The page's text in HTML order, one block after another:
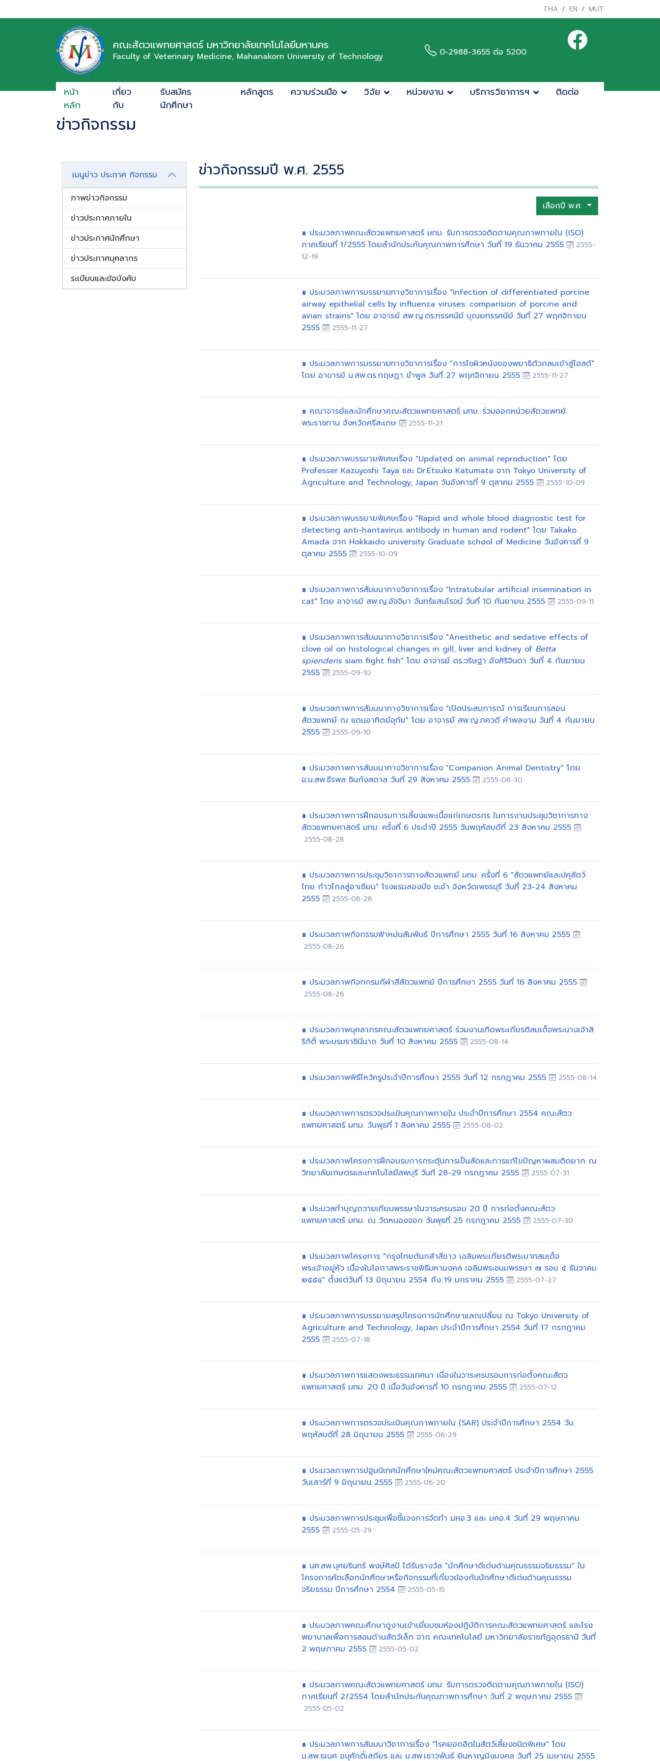
THA EN MUT
คณะสัตวแพทยศาสตร์ มหาวิทยาลัยเทคโนโลยีมหานคร
Faculty of Veterinary Medicine, Mahanakorn University of Technology 0-2988-3655 ต่อ 5200
หน้า
หลัก
เกี่ยว
กับ
รับสมัคร
นักศึกษา
หลักสูตร ความร่วมมือ วิจัย หน่วยงาน บริการวิชาการฯ ติดต่อ
ข่าวกิจกรรม
เมนูข่าว ประกาศ กิจกรรม
ภาพข่าวกิจกรรม
ข่าวประกาศภายใน
ข่าวประกาศนักศึกษา
ข่าวประกาศบุคลากร
ระเบียบและข้อบังคับ
ข่าวกิจกรรมปี พ.ศ. 2555
เลือกปี พ.ศ.
∎ ประมวลภาพคณะสัตวแพทยศาสตร์ มทม. รับการตรวจติดตามคุณภาพภายใน (ISO)
ภาคเรียนที่ 1/2555 โดยสำนักประกันคุณภาพการศึกษา วันที่ 19 ธันวาคม 2555
2555-
12-19
∎ ประมวลภาพการบรรยายทางวิชาการเรื่อง "Infection of differentiated porcine
airway epithelial cells by influenza viruses: comparision of porcine and
avian strains" โดย อาจารย์ สพ.ญ.ดร.ทรรศนีย์ บุณยทรรศนีย์ วันที่ 27 พฤศจิกายน
2555
2555-11-27
∎ ประมวลภาพการบรรยายทางวิชาการเรื่อง "การไชผิวหนังของพยาธิตัวกลมเข้าสู่โฮสต์"
โดย อาขารย์ น.สพ.ดร.กฤษฏา ขำพูล วันที่ 27 พฤศจิกายน 2555
2555-11-27
∎ คณาจารย์และนักศึกษาคณะสัตวแพทยศาสตร์ มทม. ร่วมออกหน่วยสัตวแพทย์
พระราชทาน จังหวัดศรีสะเกษ
2555-11-21
∎ ประมวลภาพบรรยายพิเศษเรื่อง "Updated on animal reproduction" โดย
Professer Kazuyoshi Taya และ Dr.Etsuko Katumata จาก Tokyo University of
Agriculture and Technology, Japan วันอังคารที่ 9 ตุลาคม 2555
2555-10-09
∎ ประมวลภาพบรรยายพิเศษเรื่อง "Rapid and whole blood diagnostic test for
detecting anti-hantavirus antibody in human and rodent" โดย Takako
Amada จาก Hokkaido university Graduate school of Medicine วันอังคารที่ 9
ตุลาคม 2555
2555-10-09
∎ ประมวลภาพการสัมมนาทางวิชาการเรื่อง "Intratubular artificial insemination in
cat" โดย อาจารย์ สพ.ญ.อัจจิมา จันทร์แสนโรจน์ วันที่ 10 กันยายน 2555
2555-09-11
∎ ประมวลภาพการสัมมนาทางวิชาการเรื่อง "Anesthetic and sedative effects of
clove oil on histological changes in gill, liver and kidney of Betta
spiendenssiam fight fish" โดย อาจารย์ ดร.วริษฐา อังศิริจินดา วันที่ 4 กันยายน
2555
2555-09-10
∎ ประมวลภาพการสัมมนาทางวิชาการเรื่อง "เปิดประสบการณ์ การเรียนการสอน
สัตวแพทย์ ณ แดนอาทิตย์อุทัย" โดย อาจารย์ สพ.ญ.ภควดี คำพลงาม วันที่ 4 กันยายน
2555
2555-09-10
∎ ประมวลภาพการสัมมนาทางวิชาการเรื่อง "Companion Animal Dentistry" โดย
อ.น.สพ.ธีรพล ชินกังสดาล วันที่ 29 สิงหาคม 2555
2555-08-30
∎ ประมวลภาพการฝึกอบรมการเลี้ยงแพะเนื้อแก่เกษตรกร ในการงานประชุมวิชาการทาง
สัตวแพทยศาสตร์ มทม. ครั้งที่ 6 ประจำปี 2555 วันพฤหัสบดีที่ 23 สิงหาคม 2555
2555-08-28
∎ ประมวลภาพการประชุมวิชาการทางสัตวแพทย์ มทม. ครั้งที่ 6 "สัตวแพทย์และปศุสัตว์
ไทย ก้าวไกลสู่อาเซียน" โรงแรมลองบีช ชะอำ จังหวัดเพชรบุรี วันที่ 23-24 สิงหาคม
2555
2555-08-28
∎ ประมวลภาพกิจกรรมฟ้าหม่นสัมพันธ์ ปีการศึกษา 2555 วันที่ 16 สิงหาคม 2555
2555-08-26
∎ ประมวลภาพกิจกกรมกีฬาสีสัตวแพทย์ ปีการศึกษา 2555 วันที่ 16 สิงหาคม 2555
2555-08-26
∎ ประมวลภาพบุคลากรคณะสัตวแพทยศาสตร์ ร่วมงานเทิดพระเกียรติสมเด็จพระนางเจ้าสิ
ริกิติ์ พระบรมราชินีนาถ วันที่ 10 สิงหาคม 2555
2555-08-14
∎ ประมวลภาพพิธีไหว้ครูประจำปีการศึกษา 2555 วันที่ 12 กรกฏาคม 2555 2555-08-14
∎ ประมวลภาพการตรวจประเมินคุณภาพภายใน ประจำปีการศึกษา 2554 คณะสัตว
แพทยศาสตร์ มทม. วันพุธที่ 1 สิงหาคม 2555
2555-08-02
∎ ประมวลภาพโครงการฝึกอบรมการกระตุ้นการเป็นสัดและการแก้ไขปัญหาผสมติดยาก ณ
วิทยาลัยเกษตรและเทคโนโลยีลพบุรี วันที 28-29 กรกฏาคม 2555
2555-07-31
∎ ประมวลทำบุญถวายเทียนพรรษาในวาระครบรอบ 20 ปี การก่อตั้งคณะสัตว
แพทยศาสตร์ มทม. ณ วัดหนองจอก วันพุธที่ 25 กรกฎาคม 2555
2555-07-30
∎ ประมวลภาพโครงการ "กรุงไทยต้นกล้าสีขาว เฉลิมพระเกียรติพระบาทสมเด็จ
พระเจ้าอยู่หัว เนื่องในโอกาสพระราชพิธีมหามงคล เฉลิมพระชนมพรรษา ๗ รอบ ๕ ธันวาคม
๒๕๕๔" ตั้งแต่วันที่ 13 มิถุนายน 2554 ถึง 19 มกราคม 2555
2555-07-27
∎ ประมวลภาพการบรรยายสรุปโครงการนักศึกษาแลกเปลี่ยน ณ Tokyo University of
Agriculture and Technology, Japan ประจำปีการศึกษา 2554 วันที่ 17 กรกฎาคม
2555
2555-07-18
∎ ประมวลภาพการแสดงพระธรรมเทศนา เนื่องในวาระครบรอบการก่อตั้งคณะสัตว
แพทยศาสตร์ มทม. 20 ปี เมื่อวันอังคารที่ 10 กรกฎาคม 2555
2555-07-12
∎ ประมวลภาพการตรวจประเมินคุณภาพภายใน (SAR) ประจำปีการศึกษา 2554 วัน
พฤหัสบดีที่ 28 มิถุนายน 2555
2555-06-29
∎ ประมวลภาพการปฐมนิเทศนักศึกษาใหม่คณะสัตวแพทยศาสตร์ ประจำปีการศึกษา 2555
วันเสาร์ที่ 9 มิถุนายน 2555
2555-06-20
∎ ประมวลภาพการประชุมเพื่อชี้แจงการจัดทำ มคอ.3 และ มคอ.4 วันที่ 29 พฤษภาคม
2555
2555-05-29
∎ นศ.สพ.บุศยรินทร์ พงษ์ศิลป์ ได้รับรางวัล "นักศึกษาดีเด่นด้านคุณธรรมจริยธรรม" ใน
โครงการคัดเลือกนักศึกษาหรือกิจกรรมที่เกี่ยวข้องกับนักศึกษาดีเด่นด้านคุณธรรม
จริยธรรม ปีการศึกษา 2554
2555-05-15
∎ ประมวลภาพคณะศึกษาดูงานเข้าเยี่ยมชมห้องปฏิบัติการคณะสัตวแพทยศาสตร์ และโรง
พยาบาลเพื่อการสอนด้านสัตว์เล็ก จาก คณะเทคโนโลยี มหาวิทยาลัยราชภัฏอุดรธานี วันที่
2 พฤษภาคม 2555
2555-05-02
∎ ประมวลภาพคณะสัตวแพทยศาสตร์ มทม. รับการตรวจติดตามคุณภาพภายใน (ISO)
ภาคเรียนที่ 2/2554 โดยสำนักประกันคุณภาพการศึกษา วันที่ 2 พฤษภาคม 2555
2555-05-02
∎ ประมวลภาพการสัมมนาวิชาการเรื่อง "โรคยอดฮิตในสัตว์เลี้ยงชนิดพิเศษ" โดย
น.สพ.ธเนศ อนุศักดิ์เสถียร และ น.สพ.เชาวพันธ์ ยินหาญมิ่งมงคล วันที่ 25 เมษายน 2555